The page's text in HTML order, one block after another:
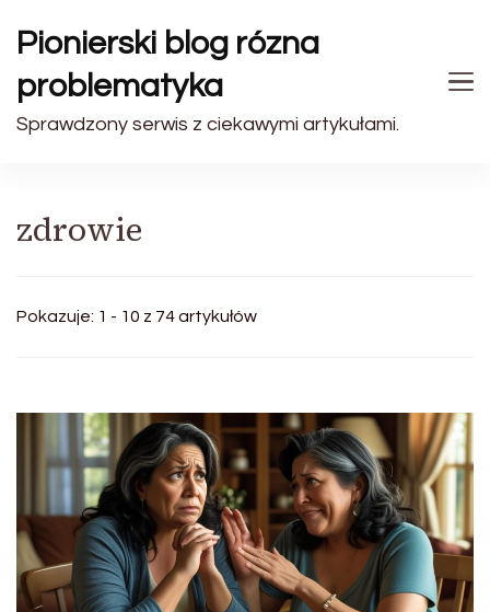
Pionierski blog rózna
problematyka
Sprawdzony serwis z ciekawymi artykułami.
zdrowie
Pokazuje: 1 - 10 z 74 artykułów